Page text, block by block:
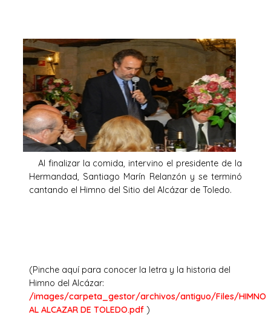
Al finalizar la comida, intervino el presidente de la
Hermandad, Santiago Marín Relanzón y se terminó
cantando el Himno del Sitio del Alcázar de Toledo.
(Pinche aquí para conocer la letra y la historia del
Himno del Alcázar:
/images/carpeta_gestor/archivos/antiguo/Files/HIMNO
AL ALCAZAR DE TOLEDO.pdf )